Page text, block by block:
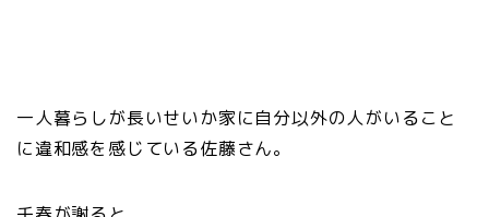
一人暮らしが長いせいか家に自分以外の人がいること
に違和感を感じている佐藤さん。